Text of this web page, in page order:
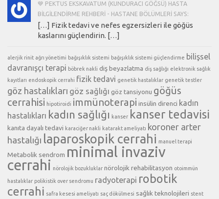
💙 PEKTUS EKSKAVATUM (KUNDURACI GÖĞSÜ) HASTA
BILGILENDIRME REHBERI - HASTANE BÖLÜMLERI SAYS:
[…] Fizik tedavi ve nefes egzersizleri ile göğüs
kaslarını güçlendirin. […]
alerjik rinit ağrı yönetimi bağışıklık sistemi bağışıklık sistemi güçlendirme bilişsel
davranışçı terapi böbrek nakli diş beyazlatma diş sağlığı elektronik sağlık
kayıtları endoskopik cerrahi fizik tedavi genetik hastalıklar genetik testler
göz hastalıkları göz sağlığı göz tansiyonu göğüs
cerrahisi hipotiroidi immünoterapi insülin direnci kadın
hastalıkları kadın sağlığı kanser kanser tedavisi
kanıta dayalı tedavi karaciğer nakli katarakt ameliyatı koroner arter
hastalığı laparoskopik cerrahi manuel terapi
Metabolik sendrom minimal invaziv
cerrahi nörolojik bozukluklar nörolojik rehabilitasyon otoimmün
hastalıklar polikistik over sendromu radyoterapi robotik
cerrahi safra kesesi ameliyatı saç dökülmesi sağlık teknolojileri stent